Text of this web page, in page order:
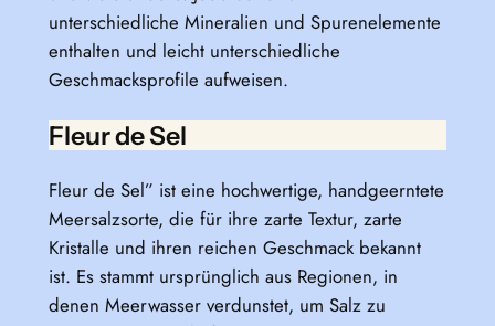
unterschiedliche Mineralien und Spurenelemente
enthalten und leicht unterschiedliche
Geschmacksprofile aufweisen.
Fleur de Sel
Fleur de Sel” ist eine hochwertige, handgeerntete
Meersalzsorte, die für ihre zarte Textur, zarte
Kristalle und ihren reichen Geschmack bekannt
ist. Es stammt ursprünglich aus Regionen, in
denen Meerwasser verdunstet, um Salz zu